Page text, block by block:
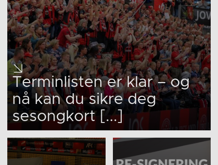
Terminlisten er klar – og
nå kan du sikre deg
sesongkort [...]